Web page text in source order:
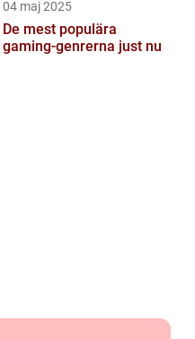
04 maj 2025
De mest populära
gaming-genrerna just nu